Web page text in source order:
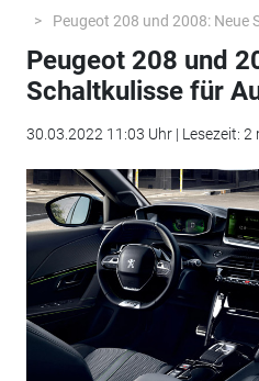
Peugeot 208 und 2008:
Peugeot 208 und
Schaltkulisse für
30.03.2022 11:03 Uhr | Lesezeit: 2